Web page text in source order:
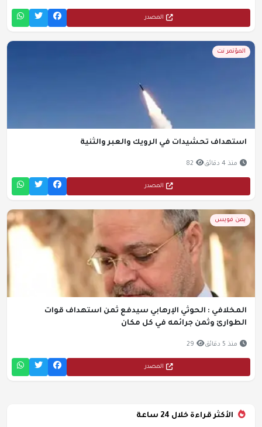
المصدر
المؤتمر نت
استهداف تحشيدات في الرويك والعبر والثنية
منذ 4 دقائق 82
المصدر
يمن فويس
المخلافي : الحوثي الإرهابي سيدفع ثمن استهداف قوات
الطوارئ وثمن جرائمه في كل مكان
منذ 5 دقائق 29
المصدر
الأكثر قراءة خلال 24 ساعة